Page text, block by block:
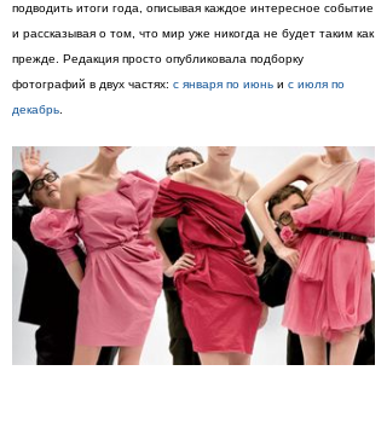
подводить итоги года, описывая каждое интересное событие
и рассказывая о том, что мир уже никогда не будет таким как
прежде. Редакция просто опубликовала подборку
фотографий в двух частях: с января по июнь и с июля по
декабрь